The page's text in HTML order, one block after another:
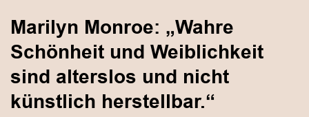
Marilyn Monroe: „Wahre
Schönheit und Weiblichkeit
sind alterslos und nicht
künstlich herstellbar.“